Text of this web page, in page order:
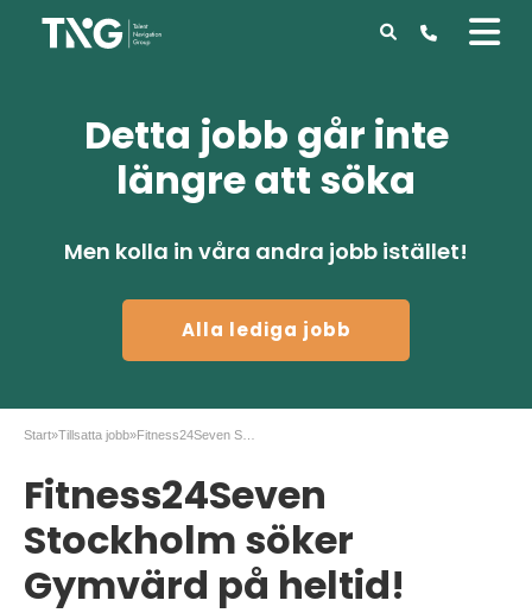
Detta jobb går inte
längre att söka
Men kolla in våra andra jobb istället!
Alla lediga jobb
Start»Tillsatta jobb»
Fitness24Seven
Stockholm söker
Gymvärd på heltid!